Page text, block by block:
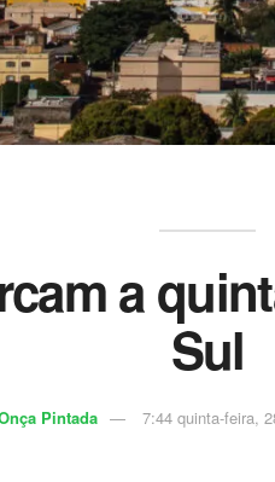
a
Sul
Pintada 7:44 quinta-feira,